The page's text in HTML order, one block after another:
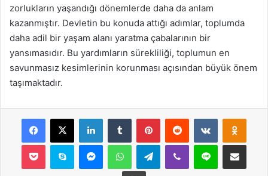
zorlukların yaşandığı dönemlerde daha da anlam
kazanmıştır. Devletin bu konuda attığı adımlar, toplumda
daha adil bir yaşam alanı yaratma çabalarının bir
yansımasıdır. Bu yardımların sürekliliği, toplumun en
savunmasız kesimlerinin korunması açısından büyük önem
taşımaktadır.
Facebook
X LinkedInTumblr PinterestReddit VKontakte
Pocket Skype MessengerWhatsAppTelegramViber Line E-Posta ile
Yazdır